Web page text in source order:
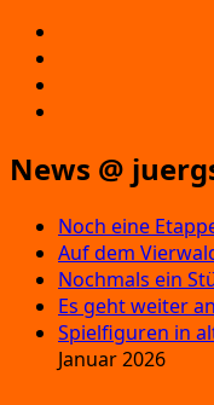
News @
Noch eine
Auf dem
Nochmals ein
Es geht weiter
Spielfiguren in
Januar 2026